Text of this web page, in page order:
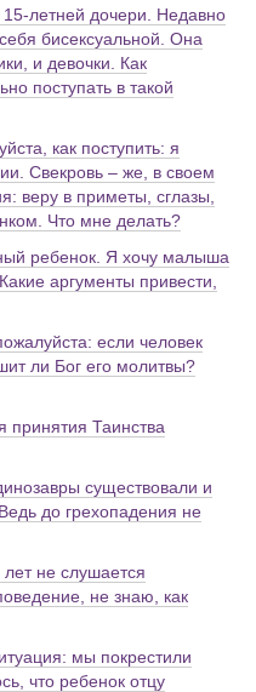
летней дочери. Недавно
бисексуальной. Она
и девочки. Как
поступать в такой
как поступить: я
Свекровь – же, в своем
веру в приметы, сглазы,
Что мне делать?
ребенок. Я хочу малыша
аргументы привести,
если человек
ли Бог его молитвы?
принятия Таинства
существовали и
до грехопадения не
не слушается
не знаю, как
мы покрестили
что ребенок отцу